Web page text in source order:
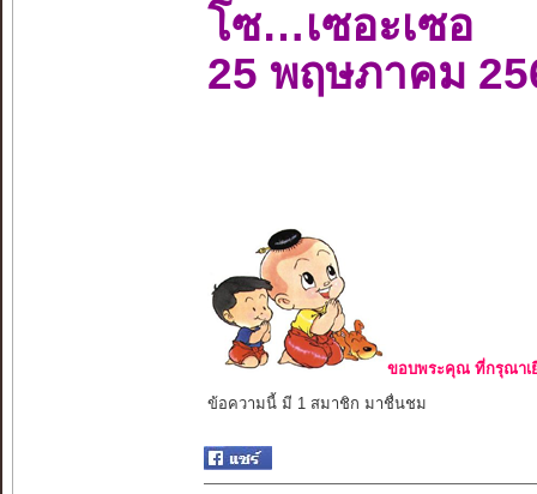
โซ…เซอะเซอ
25 พฤษภาคม
ขอบพระคุณ ที่กรุณาเ
ข้อความนี้ มี 1 สมาชิก มาชื่นชม